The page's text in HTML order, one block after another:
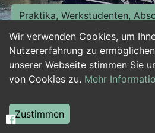
Wir verwenden Cookies, um
Nutzererfahrung zu
unserer Webseite stimmen Sie
von Cookies zu. Mehr
Zustimmen
Praktika, Werkstudenten,
Personalwesen
Hilfskräfte, Aushilfs- und
Weiterbildung, Studium, duale